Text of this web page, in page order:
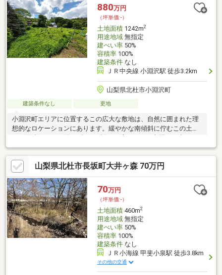
880万円
（坪単価:-）
土地面積1242m2
用途地域無指定
建ぺい率50%
容積率100%
建築条件なし
ＪＲ中央線 小淵沢駅 徒歩3.2km
山梨県北杜市小淵沢町
建築条件なし 更地
小淵沢町エリアに位置するこの広大な敷地は、自然に囲まれた理
想的なロケーションにあります。緩やかな南傾斜に佇むこの土地
プスの美しい景色を楽しむことができます。 上水道の引き込みが
可能で、建築条件がないため、理想の住まいや施設を自由に設
計・建築することができます。車で「小淵沢IC」まで約5分、「道
の駅こぶちさわ」までは約3分と、アクセスも非常に便利です。
この土地は、広々とした空間を活かした家やガーデン、レクリエ
ーション施設など、多彩な用途に対応可能です。小淵沢町で自然
と調和した新しい生活を始めるための理想的な場所をお探しの方
に、ぜひご検討いただ
山梨県北杜市長坂町大井ヶ森 70万円
70万円
（坪単価:-）
土地面積460m2
用途地域無指定
建ぺい率50%
容積率100%
建築条件なし
ＪＲ小海線 甲斐小泉駅 徒歩3.8km
その他の交通